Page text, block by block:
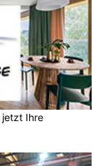
jetzt Ihre